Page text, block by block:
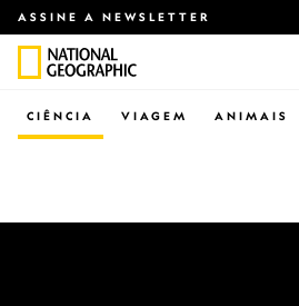
ASSINE A NEWSLETTER
CIÊNCIA VIAGEM ANIMAIS